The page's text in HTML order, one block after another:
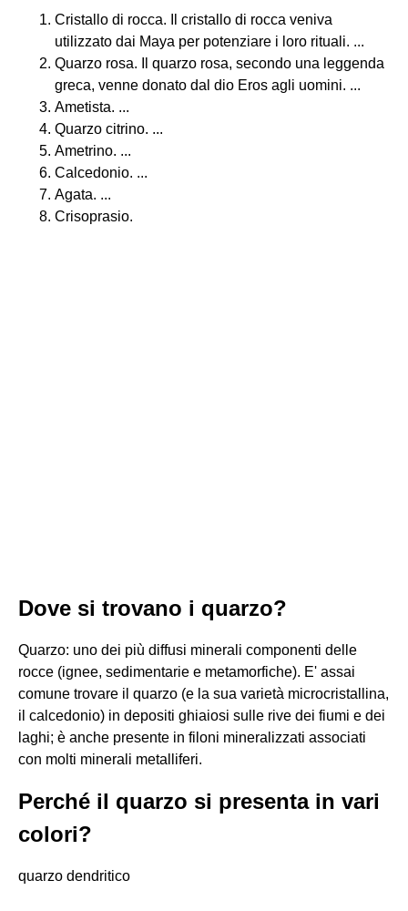
Cristallo di rocca. Il cristallo di rocca veniva
utilizzato dai Maya per potenziare i loro rituali. ...
Quarzo rosa. Il quarzo rosa, secondo una leggenda
greca, venne donato dal dio Eros agli uomini. ...
Ametista. ...
Quarzo citrino. ...
Ametrino. ...
Calcedonio. ...
Agata. ...
Crisoprasio.
Dove si trovano i quarzo?
Quarzo: uno dei più diffusi minerali componenti delle
rocce (ignee, sedimentarie e metamorfiche). E' assai
comune trovare il quarzo (e la sua varietà microcristallina,
il calcedonio) in depositi ghiaiosi sulle rive dei fiumi e dei
laghi; è anche presente in filoni mineralizzati associati
con molti minerali metalliferi.
Perché il quarzo si presenta in vari
colori?
quarzo dendritico